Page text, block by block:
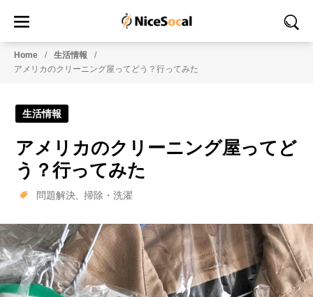
Home
生活情報
アメリカのクリーニング屋ってどう？行ってみた
生活情報
アメリカのクリーニング屋ってど
う？行ってみた
問題解決 掃除・洗濯